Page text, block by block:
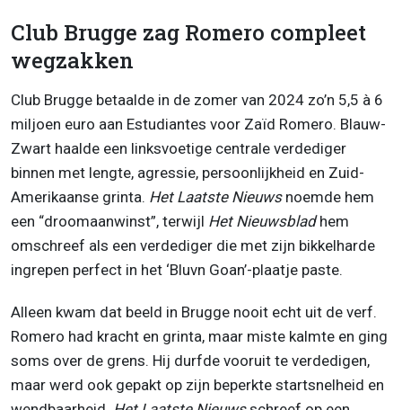
Club Brugge zag Romero compleet
wegzakken
Club Brugge betaalde in de zomer van 2024 zo’n 5,5 à 6
miljoen euro aan Estudiantes voor Zaïd Romero. Blauw-
Zwart haalde een linksvoetige centrale verdediger
binnen met lengte, agressie, persoonlijkheid en Zuid-
Amerikaanse grinta. Het Laatste Nieuwsnoemde hem
een “droomaanwinst”, terwijl Het Nieuwsbladhem
omschreef als een verdediger die met zijn bikkelharde
ingrepen perfect in het ‘Bluvn Goan’-plaatje paste.
Alleen kwam dat beeld in Brugge nooit echt uit de verf.
Romero had kracht en grinta, maar miste kalmte en ging
soms over de grens. Hij durfde vooruit te verdedigen,
maar werd ook gepakt op zijn beperkte startsnelheid en